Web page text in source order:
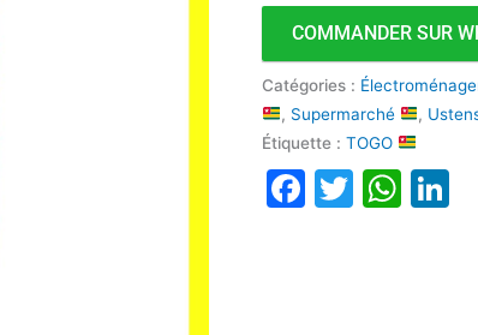
COMMANDER SUR
Catégories :
, Supermarché ,
Étiquette :TOGO
Facebook
Twitter